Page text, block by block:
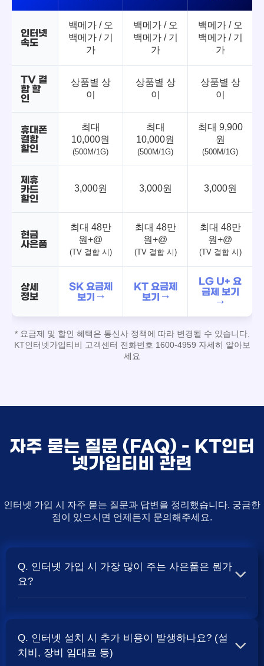
인터넷
속도
백메가 / 오
백메가 / 기
가
백메가 / 오
백메가 / 기
가
백메가 / 오
백메가 / 기
가
TV 결
합 할
인
상품별 상
이
상품별 상
이
상품별 상
이
휴대폰
결합
할인
최대
10,000원
(500M/1G)
최대
10,000원
(500M/1G)
최대 9,900
원
(500M/1G)
제휴
카드
할인
3,000원 3,000원 3,000원
현금
사은품
최대 48만
원+@
(TV 결합 시)
최대 48만
원+@
(TV 결합 시)
최대 48만
원+@
(TV 결합 시)
상세
정보
SK 요금제
보기 →
KT 요금제
보기 →
LG U+ 요
금제 보기
→
* 요금제 및 할인 혜택은 통신사 정책에 따라 변경될 수 있습니다.
KT인터넷가입티비 고객센터 전화번호 1600-4959 자세히 알아보
세요
자주 묻는 질문 (FAQ) - KT인터
넷가입티비 관련
인터넷 가입 시 자주 묻는 질문과 답변을 정리했습니다. 궁금한
점이 있으시면 언제든지 문의해주세요.
Q. 인터넷 가입 시 가장 많이 주는 사은품은 뭔가
요?
보통 500Mbps 또는 1Gbps 인터넷을 TV와 결합하여 가입
할 때 현금 사은품 및 상품권 혜택이 더 크게 지급되는 경향
Q. 인터넷 설치 시 추가 비용이 발생하나요? (설
치비, 장비 임대료 등)